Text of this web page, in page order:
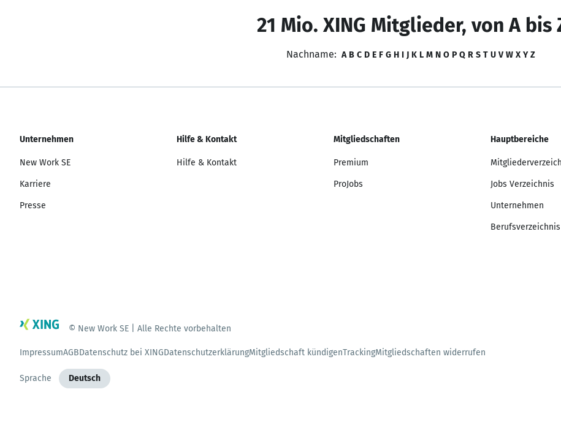
21 Mio. XING Mitglieder, von A bis
Nachname: A B C D E F G H I J K L M N O P Q R S T U V W X Y Z
Unternehmen
New Work SE
Karriere
Presse
Hilfe & Kontakt
Hilfe & Kontakt
Mitgliedschaften
Premium
ProJobs
Hauptbereiche
Jobs Verzeichnis
Unternehmen
Berufsverzeichnis
© New Work SE | Alle Rechte vorbehalten
ImpressumAGBDatenschutz bei XINGDatenschutzerklärungMitgliedschaft kündigenTrackingMitgliedschaften widerrufen
Sprache Deutsch